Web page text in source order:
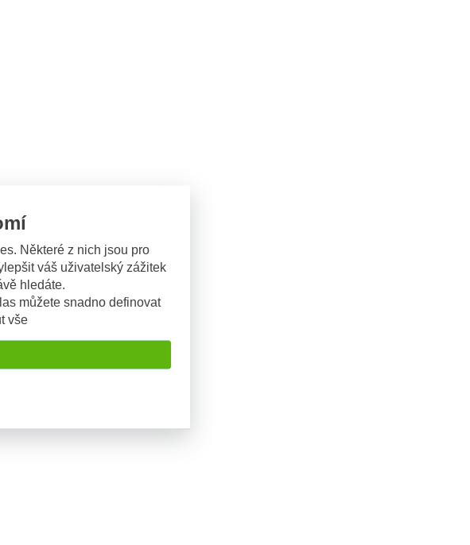
Některé z nich jsou pro
váš uživatelský zážitek
hledáte.
můžete snadno definovat
vše